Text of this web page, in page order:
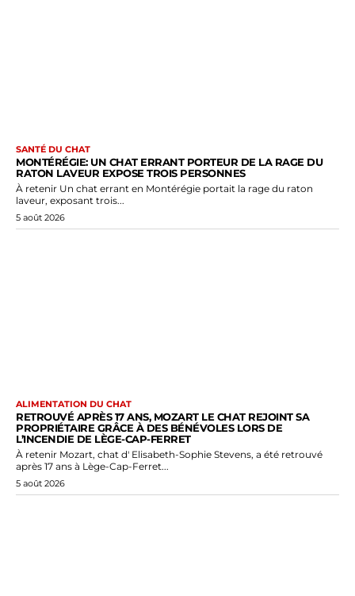
SANTÉ DU CHAT
MONTÉRÉGIE: UN CHAT ERRANT PORTEUR DE LA RAGE DU
RATON LAVEUR EXPOSE TROIS PERSONNES
À retenir Un chat errant en Montérégie portait la rage du raton
laveur, exposant trois...
5 août 2026
ALIMENTATION DU CHAT
RETROUVÉ APRÈS 17 ANS, MOZART LE CHAT REJOINT SA
PROPRIÉTAIRE GRÂCE À DES BÉNÉVOLES LORS DE
L’INCENDIE DE LÈGE-CAP-FERRET
À retenir Mozart, chat d' Elisabeth-Sophie Stevens, a été retrouvé
après 17 ans à Lège-Cap-Ferret...
5 août 2026